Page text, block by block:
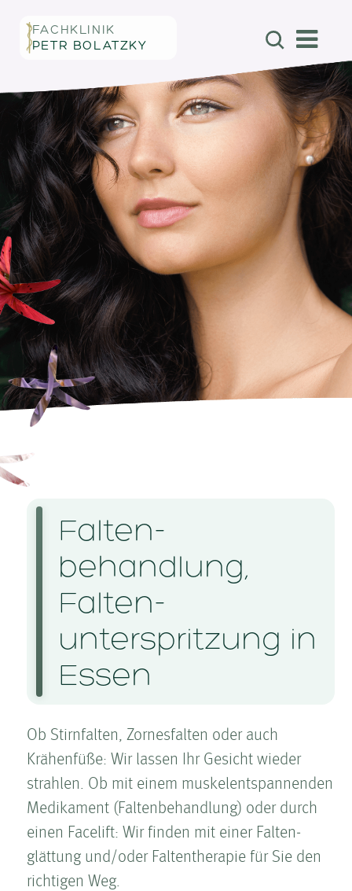
FACHKLINIK
PETR BOLATZKY
Falten­
behandlung,
Falten­
unterspritzung in
Essen
Ob Stirnfalten, Zornesfalten oder auch
Krähenfüße: Wir lassen Ihr Gesicht wieder
strahlen. Ob mit einem muskelentspannenden
Medikament (Falten­behandlung) oder durch
einen Facelift: Wir finden mit einer Falten­
glättung und/oder Falten­therapie für Sie den
richtigen Weg.